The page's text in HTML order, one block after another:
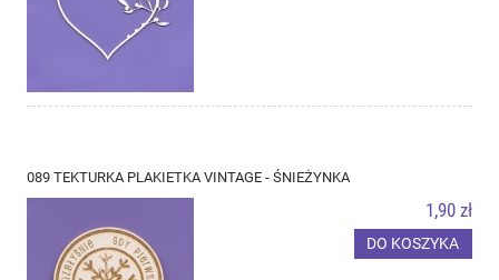
089 TEKTURKA PLAKIETKA VINTAGE - ŚNIEŻYNKA
1,90 zł
DO KOSZYKA